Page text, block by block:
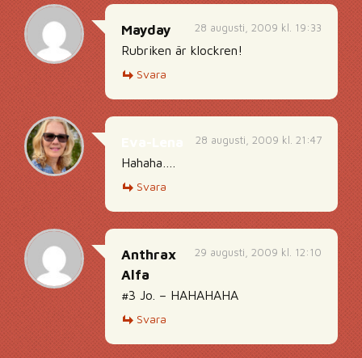
28 augusti, 2009 kl. 19:33
Mayday
Rubriken är klockren!
Svara
28 augusti, 2009 kl. 21:47
Hahaha….
Svara
29 augusti, 2009 kl. 12:10
Anthrax
Alfa
#3 Jo. – HAHAHAHA
Svara